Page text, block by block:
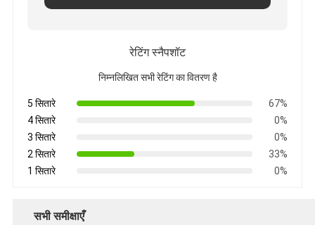
रेटिंग स्नैपशॉट
निम्नलिखित सभी रेटिंग का वितरण है
5 सितारे
67%
4 सितारे
0%
3 सितारे
0%
2 सितारे
33%
1 सितारे
0%
सभी समीक्षाएँ